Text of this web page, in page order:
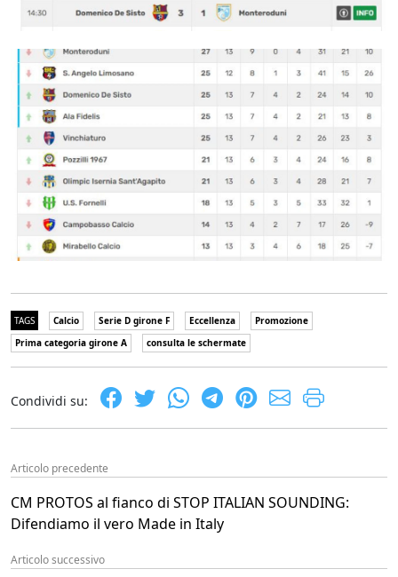
TAGS Calcio Serie D girone F Eccellenza
Promozione
Prima categoria girone A
consulta le schermate
Condividi su:
Articolo precedente
CM PROTOS al fianco di STOP ITALIAN SOUNDING:
Difendiamo il vero Made in Italy
Articolo successivo